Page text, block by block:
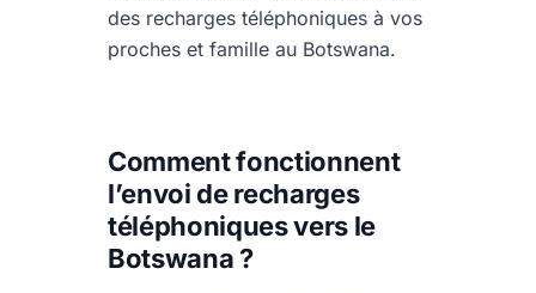
des recharges téléphoniques à vos
proches et famille au Botswana.
Comment fonctionnent
l’envoi de recharges
téléphoniques vers le
Botswana ?